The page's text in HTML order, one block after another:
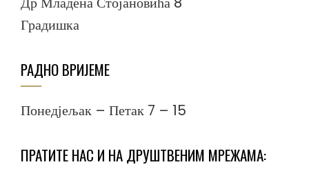
Градишка
РАДНО ВРИЈЕМЕ
Понедјељак – Петак 7 – 15
ПРАТИТЕ НАС И НА ДРУШТВЕНИМ МРЕЖАМА: